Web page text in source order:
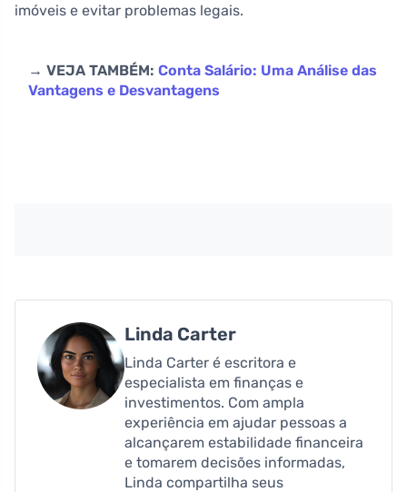
imóveis e evitar problemas legais.
→ VEJA TAMBÉM: Conta Salário: Uma Análise das
Vantagens e Desvantagens
Linda Carter
Linda Carter é escritora e
especialista em finanças e
investimentos. Com ampla
experiência em ajudar pessoas a
alcançarem estabilidade financeira
e tomarem decisões informadas,
Linda compartilha seus